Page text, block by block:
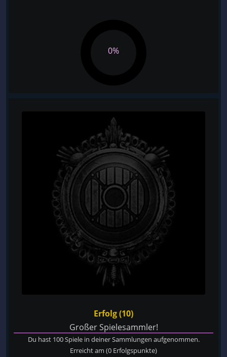
0%
Erfolg (10)
Großer Spielesammler!
Du hast 100 Spiele in deiner Sammlungen aufgenommen.
Erreicht am (0 Erfolgspunkte)